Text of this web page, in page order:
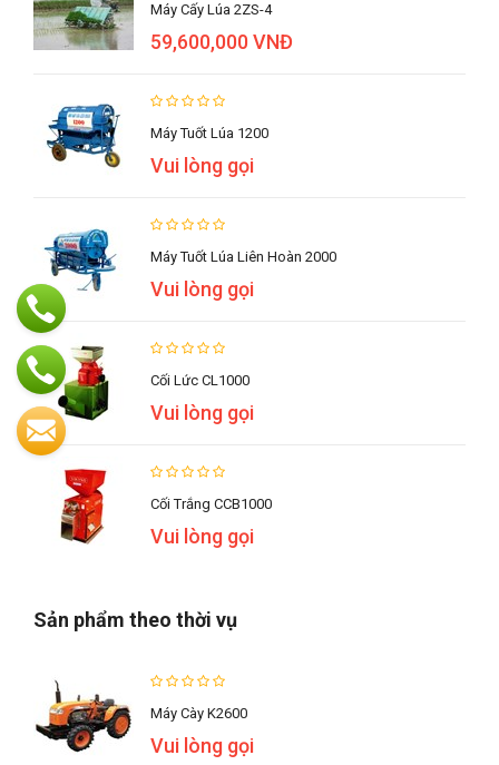
Máy Cấy Lúa 2ZS-4
59,600,000 VNĐ
Máy Tuốt Lúa 1200
Vui lòng gọi
Máy Tuốt Lúa Liên Hoàn 2000
Vui lòng gọi
Cối Lức CL1000
Vui lòng gọi
Cối Trắng CCB1000
Vui lòng gọi
Sản phẩm theo thời vụ
Máy Cày K2600
Vui lòng gọi